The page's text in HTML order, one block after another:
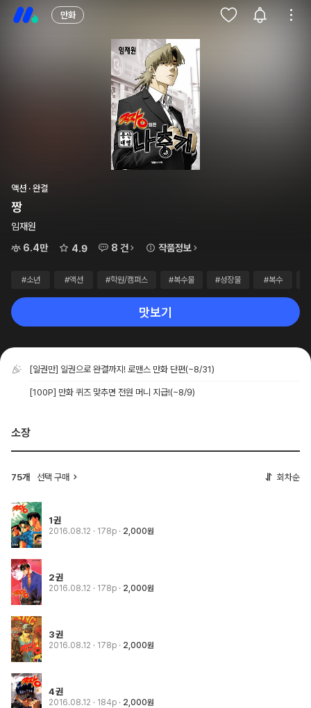
만화
액션 · 완결
짱
임재원
6.4만
4.9 8 건 작품정보
#소년 #액션 #학원/캠퍼스 #복수물 #성장물 #복수
맛보기
[일권만] 일권으로 완결까지! 로맨스 만화 단편(~8/31)
[100P] 만화 퀴즈 맞추면 전원 머니 지급!(~8/9)
소장
75개 선택 구매 회차순
1권
2016.08.12 · 178p 2,000원
2권
2016.08.12 · 178p 2,000원
3권
2016.08.12 · 178p 2,000원
4권
2016.08.12 · 184p 2,000원